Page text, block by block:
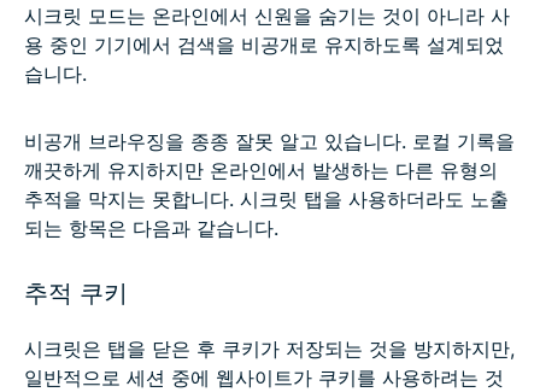
시크릿 모드는 온라인에서 신원을 숨기는 것이 아니라 사
용 중인 기기에서 검색을 비공개로 유지하도록 설계되었
습니다.
비공개 브라우징을 종종 잘못 알고 있습니다. 로컬 기록을
깨끗하게 유지하지만 온라인에서 발생하는 다른 유형의
추적을 막지는 못합니다. 시크릿 탭을 사용하더라도 노출
되는 항목은 다음과 같습니다.
추적 쿠키
시크릿은 탭을 닫은 후 쿠키가 저장되는 것을 방지하지만,
일반적으로 세션 중에 웹사이트가 쿠키를 사용하려는 것